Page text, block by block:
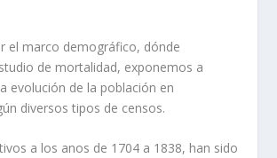
el marco demográfico, dónde
de mortalidad, exponemos a
evolución de la población en
diversos tipos de censos.
a los anos de 1704 a 1838, han sido